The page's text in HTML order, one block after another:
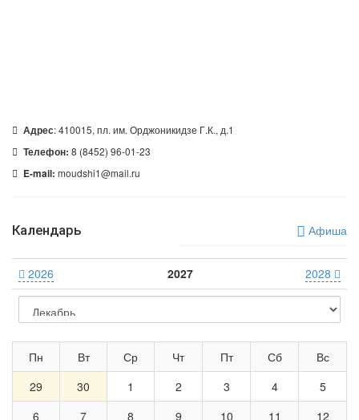
Адрес: 410015, пл. им. Орджоникидзе Г.К., д.1
Телефон: 8 (8452) 96-01-23
E-mail: moudshi1@mail.ru
Календарь Афиша
2026 2027 2028
Пн Вт Ср Чт Пт Сб
Вс
29
30 1 2 3 4
5
6
7 8 9 10 11
12